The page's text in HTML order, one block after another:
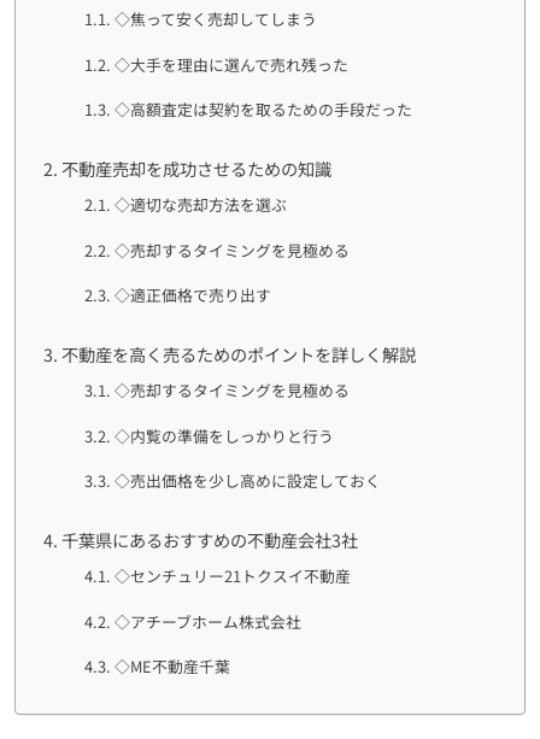
◇焦って安く売却してしまう
◇大手を理由に選んで売れ残った
◇高額査定は契約を取るための手段だった
不動産売却を成功させるための知識
◇適切な売却方法を選ぶ
◇売却するタイミングを見極める
◇適正価格で売り出す
不動産を高く売るためのポイントを詳しく解説
◇売却するタイミングを見極める
◇内覧の準備をしっかりと行う
◇売出価格を少し高めに設定しておく
千葉県にあるおすすめの不動産会社3社
◇センチュリー21トクスイ不動産
◇アチーブホーム株式会社
◇ME不動産千葉